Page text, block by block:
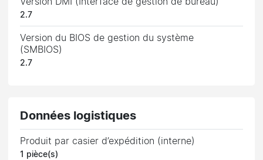
2.7
Version du BIOS de gestion du système
(SMBIOS)
2.7
Données logistiques
Produit par casier d’expédition (interne)
1 pièce(s)